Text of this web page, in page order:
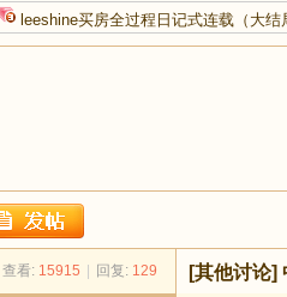
› › › ›
leeshine买房全过程日记式连载（大结
查看: 15915 回复: 129 [其他讨论]